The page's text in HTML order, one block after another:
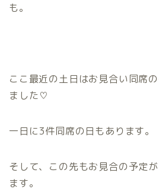
も。
ここ最近の土日はお見合い同席
ました♡
一日に3件同席の日もあります。
そして、この先もお見合の予定
ます。